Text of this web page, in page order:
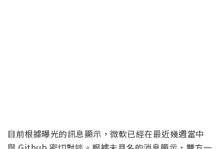
目前根據曝光的訊息顯示，微軟已經在最近幾週當中